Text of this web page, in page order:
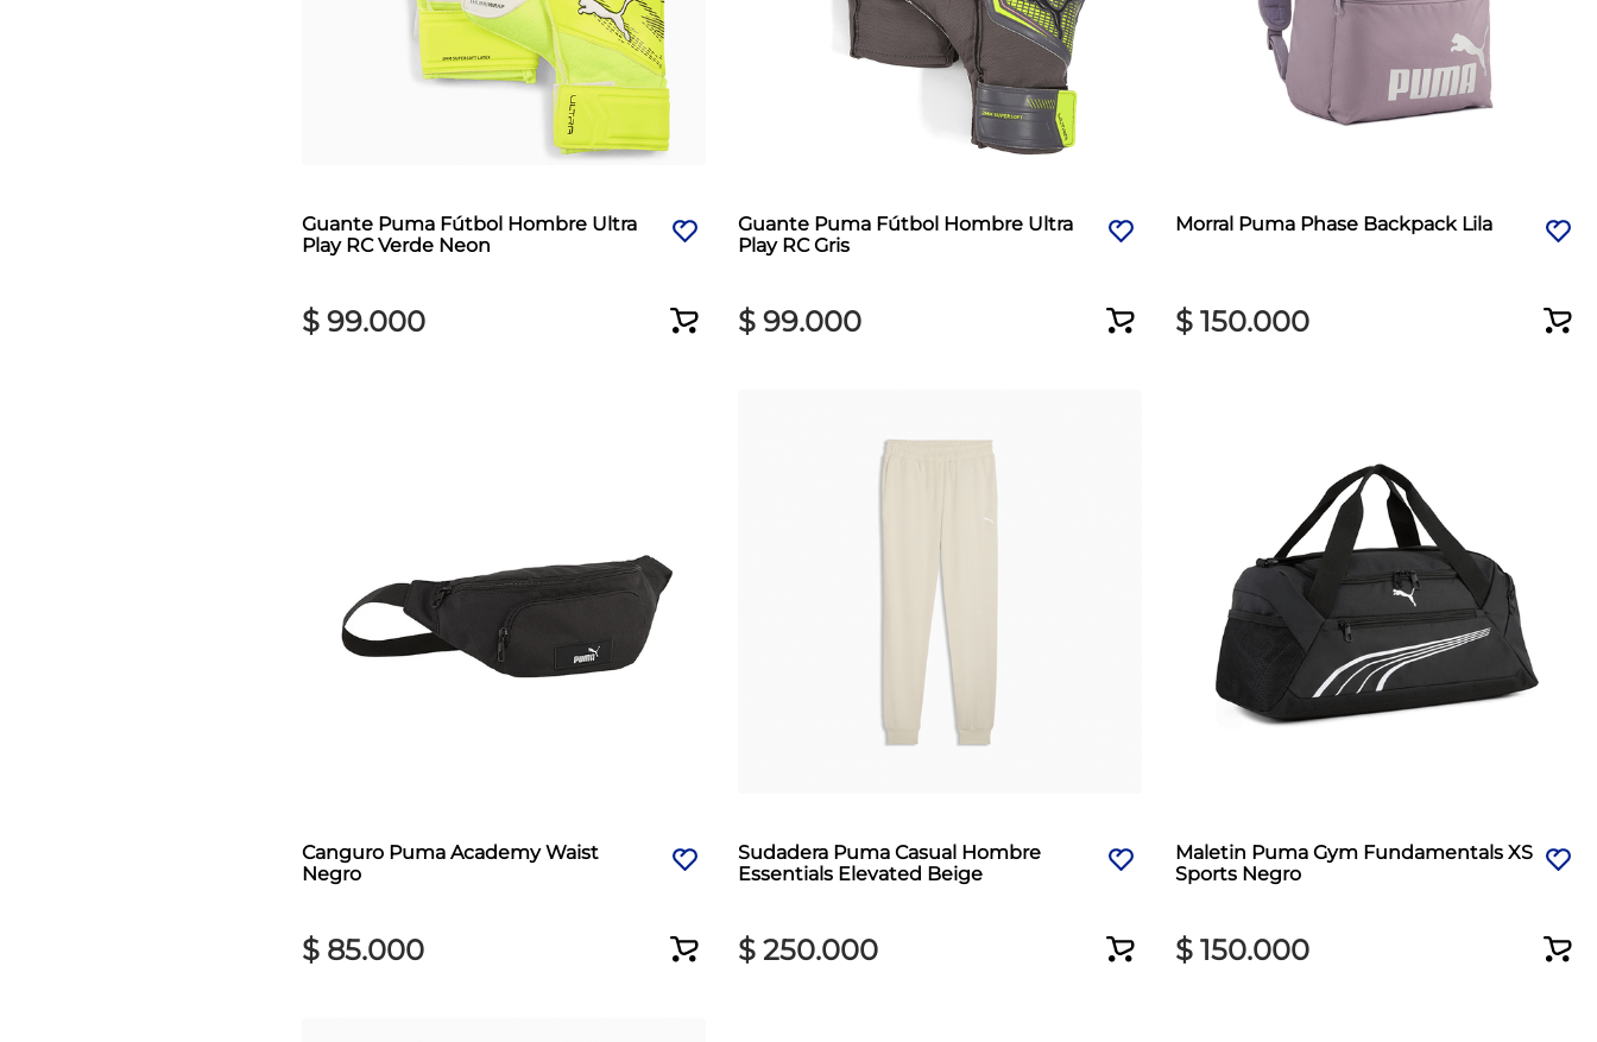
Guante Puma Fútbol Hombre Ultra
Play RC Verde Neon
$ 99.000
Guante Puma Fútbol Hombre Ultra
Play RC Gris
$ 99.000
Morral Puma Phase Backpack Lila
$ 150.000
Canguro Puma Academy Waist
Negro
$ 85.000
Sudadera Puma Casual Hombre
Essentials Elevated Beige
$ 250.000
Maletin Puma Gym Fundamentals XS
Sports Negro
$ 150.000